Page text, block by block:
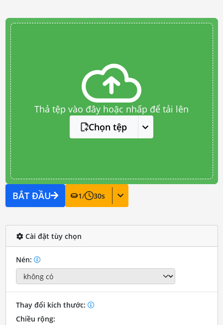
Thả tệp vào đây hoặc nhấp để tải lên
Chọn tệp
BẮT ĐẦU 1/ 30s
Cài đặt tùy chọn
Nén:
Thay đổi kích thước:
Chiều rộng: